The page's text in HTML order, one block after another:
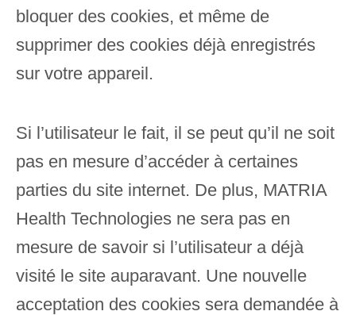
bloquer des cookies, et même de
supprimer des cookies déjà enregistrés
sur votre appareil.
Si l’utilisateur le fait, il se peut qu’il ne soit
pas en mesure d’accéder à certaines
parties du site internet. De plus, MATRIA
Health Technologies ne sera pas en
mesure de savoir si l’utilisateur a déjà
visité le site auparavant. Une nouvelle
acceptation des cookies sera demandée à